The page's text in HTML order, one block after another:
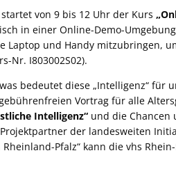
startet von 9 bis 12 Uhr der Kurs
in einer Online-Demo-
Laptop und Handy mitzubringen,
Nr. I803002S02).
bedeutet diese „Intelligenz“ für
Vortrag für alle
Intelligenz“ und die Chancen
der landesweiten
Pfalz“ kann die vhs